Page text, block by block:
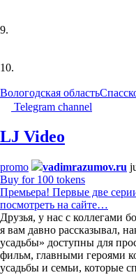
9.
10.
Вологодская область
Telegram channel
LJ Video
promo vadimrazumov.ru
Buy for 100 tokens
Премьера! Первые две
посмотреть на сайте…
Друзья, у нас с коллегами
я вам давно рассказывал,
усадьбы» доступны для
фильм, главными героями
усадьбы и семьи, которые